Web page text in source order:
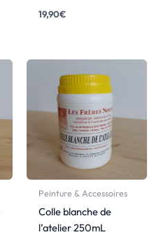
19,90€
Peinture & Accessoires
Colle blanche de
l’atelier 250mL